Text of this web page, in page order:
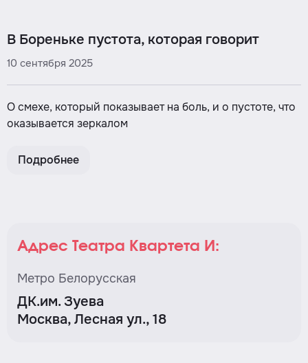
В Бореньке пустота, которая говорит
10 сентября 2025
О смехе, который показывает на боль, и о пустоте, что
оказывается зеркалом
Подробнее
Адрес Театра Квартета И:
Метро Белорусская
ДК.им. Зуева
Москва, Лесная ул., 18